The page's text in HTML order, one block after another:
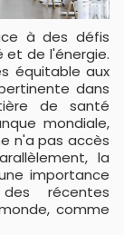
et de l'énergie.
équitable aux
dans
de santé
mondiale,
n'a pas accès
la
importance
récentes
comme